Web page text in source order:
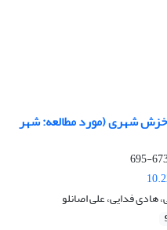
شهری (مورد مطالعه: شهر
673-
هادی فدایی، علی اصانلو